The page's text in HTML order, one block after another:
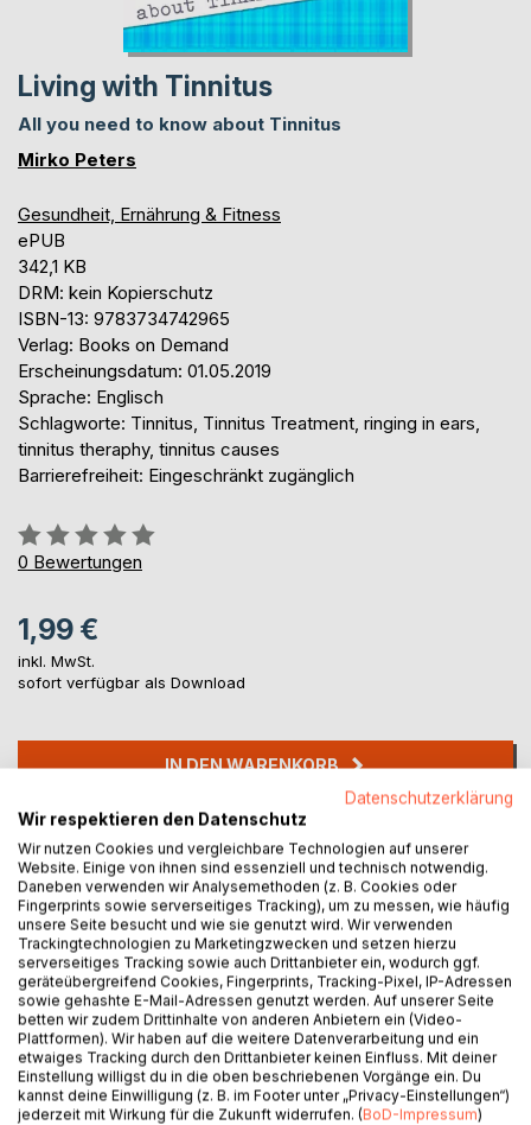
Living with Tinnitus
All you need to know about Tinnitus
Mirko Peters
Gesundheit, Ernährung & Fitness
ePUB
342,1 KB
DRM: kein Kopierschutz
ISBN-13: 9783734742965
Verlag: Books on Demand
Erscheinungsdatum: 01.05.2019
Sprache: Englisch
Schlagworte: Tinnitus, Tinnitus Treatment, ringing in ears,
tinnitus theraphy, tinnitus causes
Barrierefreiheit: Eingeschränkt zugänglich
Bewertung::
0%
0 Bewertungen
1,99 €
inkl. MwSt.
sofort verfügbar als Download
IN DEN WARENKORB
Auf die Merkliste
Titel bewerten
BESCHREIBUNG
In this book you will learn everything you need to know
Datenschutzerklärung
Wir respektieren den Datenschutz
Wir nutzen Cookies und vergleichbare Technologien auf unserer
Website. Einige von ihnen sind essenziell und technisch notwendig.
Daneben verwenden wir Analysemethoden (z. B. Cookies oder
Fingerprints sowie serverseitiges Tracking), um zu messen, wie häufig
unsere Seite besucht und wie sie genutzt wird. Wir verwenden
Trackingtechnologien zu Marketingzwecken und setzen hierzu
serverseitiges Tracking sowie auch Drittanbieter ein, wodurch ggf.
geräteübergreifend Cookies, Fingerprints, Tracking-Pixel, IP-Adressen
sowie gehashte E-Mail-Adressen genutzt werden. Auf unserer Seite
betten wir zudem Drittinhalte von anderen Anbietern ein (Video-
Plattformen). Wir haben auf die weitere Datenverarbeitung und ein
etwaiges Tracking durch den Drittanbieter keinen Einfluss. Mit deiner
Einstellung willigst du in die oben beschriebenen Vorgänge ein. Du
kannst deine Einwilligung (z. B. im Footer unter „Privacy-Einstellungen“)
jederzeit mit Wirkung für die Zukunft widerrufen. (BoD-Impressum)